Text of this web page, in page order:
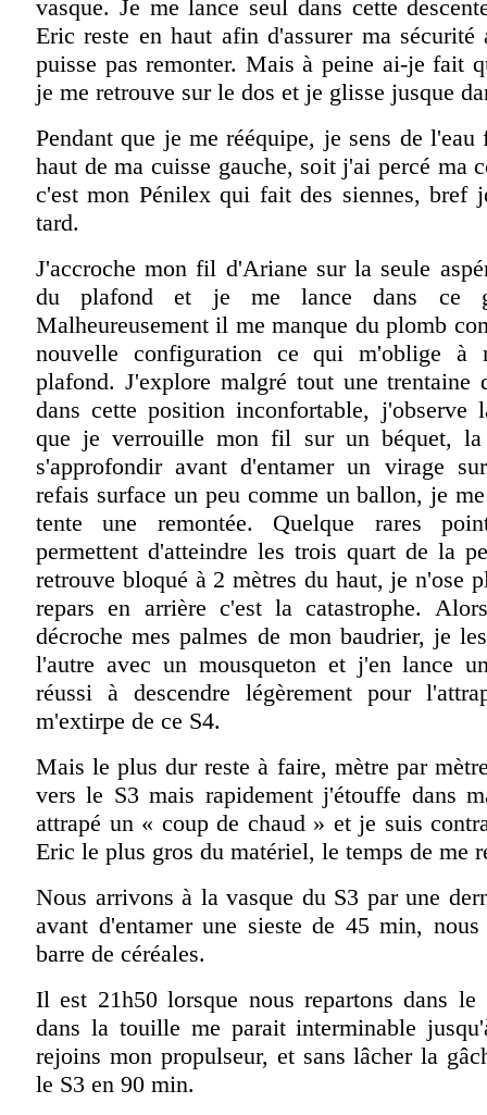
vasque. Je me lance seul dans cette
Eric reste en haut afin d'assurer ma
puisse pas remonter. Mais à peine ai-je fait
je me retrouve sur le dos et je glisse jusque
Pendant que je me rééquipe, je sens de
haut de ma cuisse gauche, soit j'ai percé ma
c'est mon Pénilex qui fait des siennes, bref
tard.
J'accroche mon fil d'Ariane sur la seule
du plafond et je me lance dans ce
Malheureusement il me manque du plomb
nouvelle configuration ce qui m'oblige à
plafond. J'explore malgré tout une trentaine
dans cette position inconfortable, j'observe
que je verrouille mon fil sur un béquet, la
s'approfondir avant d'entamer un virage
refais surface un peu comme un ballon, je
tente une remontée. Quelque rares
permettent d'atteindre les trois quart de la
retrouve bloqué à 2 mètres du haut, je n'ose
repars en arrière c'est la catastrophe.
décroche mes palmes de mon baudrier, je
l'autre avec un mousqueton et j'en lance
réussi à descendre légèrement pour
m'extirpe de ce S4.
Mais le plus dur reste à faire, mètre par
vers le S3 mais rapidement j'étouffe dans
attrapé un « coup de chaud » et je suis
Eric le plus gros du matériel, le temps de me
Nous arrivons à la vasque du S3 par une
avant d'entamer une sieste de 45 min, nous
barre de céréales.
Il est 21h50 lorsque nous repartons dans le
dans la touille me parait interminable
rejoins mon propulseur, et sans lâcher la
le S3 en 90 min.